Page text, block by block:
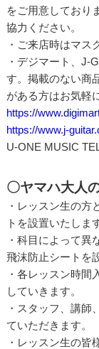
をご用意しており
協力ください。
・ご来店時はマス
・デジマート、J-
す。掲載のない商
がある方はお気軽
https://
https://www.j-
U-ONE MUSIC
〇ヤマハ大人
・レッスン生の方
トを設置いたしま
・科目によって異
飛沫防止シートを
・各レッスン時間
していきます。
・スタッフ、講師
ていただきます。
・レッスン生の皆